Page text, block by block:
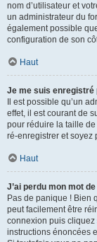
nom d’utilisateur et
un administrateur du
également possible
configuration de son
Haut
Je me suis enregistré
Il est possible qu’un
effet, il est courant de
pour réduire la taille
ré-enregistrer et soyez
Haut
J’ai perdu mon mot
Pas de panique ! Bien
peut facilement être
connexion puis cliquez
instructions énoncées